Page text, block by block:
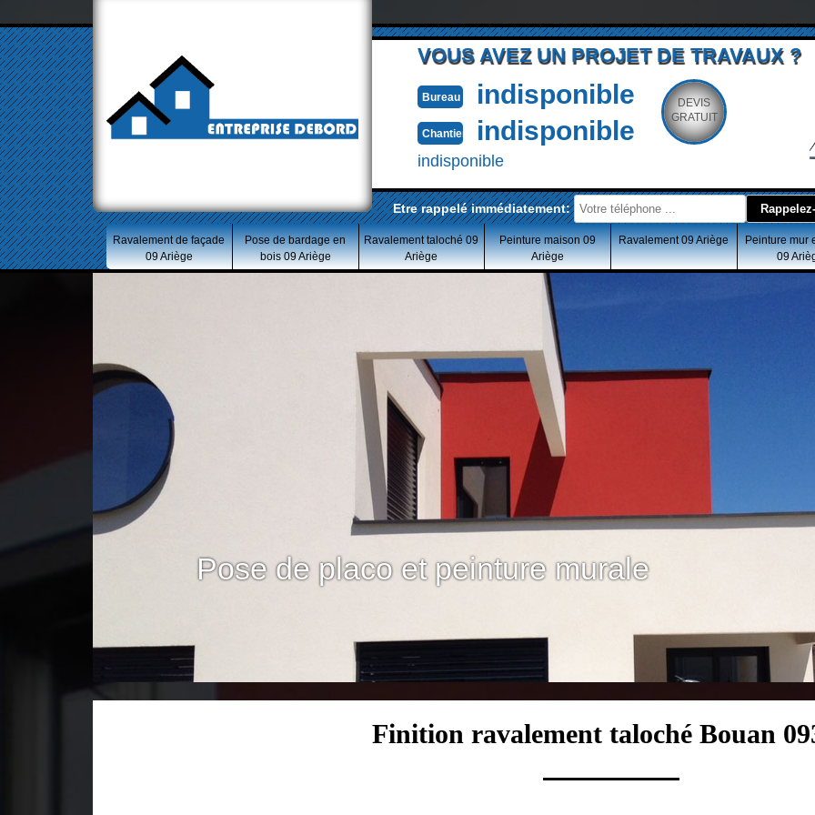
VOUS AVEZ UN PROJET DE TRAVAUX ?
Bureau indisponible
Chantier indisponible
indisponible
DEVIS
GRATUIT
Etre rappelé immédiatement:
Ravalement de façade
09 Ariège
Pose de bardage en
bois 09 Ariège
Ravalement taloché 09
Ariège
Peinture maison 09
Ariège
Ravalement 09 Ariège
Peinture mur
09
Pose de placo et peinture murale
Finition ravalement taloché Bouan